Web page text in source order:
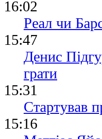
16:02
Реал чи
15:47
Денис
грати
15:31
Стартував
15:16